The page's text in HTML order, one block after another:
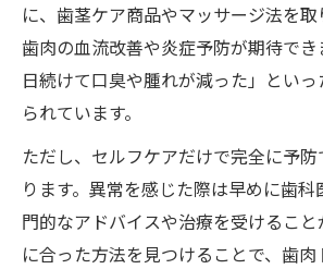
に、歯茎ケア商品やマッサージ法を取
歯肉の血流改善や炎症予防が期待で
日続けて口臭や腫れが減った」とい
られています。
ただし、セルフケアだけで完全に予
ります。異常を感じた際は早めに歯
門的なアドバイスや治療を受けるこ
に合った方法を見つけることで、歯